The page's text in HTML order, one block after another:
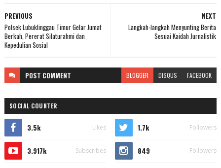
NEXT
Langkah-langkah Menyunting Berita
Sesuai Kaidah Jurnalistik
PREVIOUS
Polsek Lubuklinggau Timur Gelar Jumat
Berkah, Pererat Silaturahmi dan
Kepedulian Sosial
POST COMMENT BLOGGER DISQUS FACEBOOK
SOCIAL COUNTER
3.5k Likes 1.7k Followers
3.917k Subscribes 849 Followers